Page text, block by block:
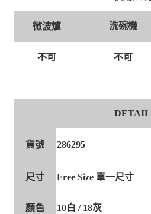
微波爐 洗碗機
不可 不可
DETAIL
貨號 286295
尺寸 Free Size 單一尺寸
顏色 10白 / 18灰